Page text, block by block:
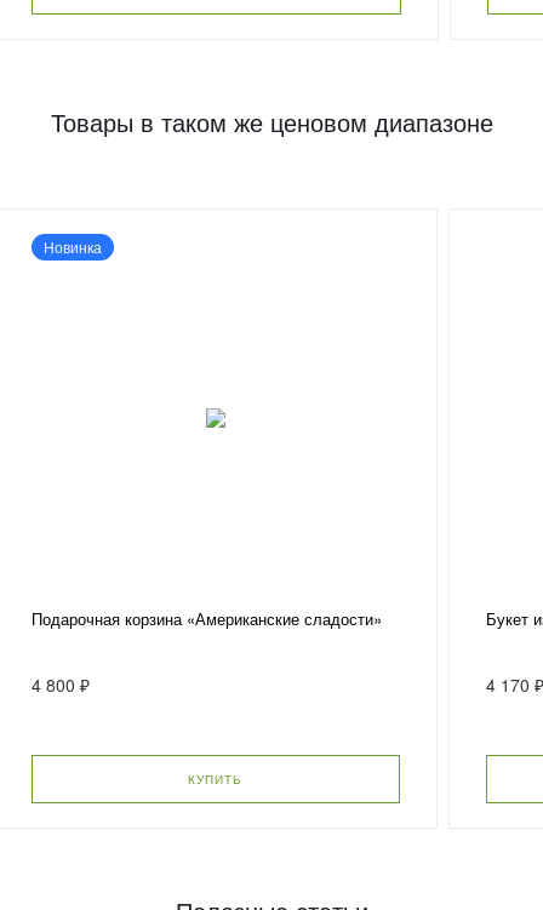
Товары в таком же ценовом диапазоне
Новинка
Подарочная корзина «Американские сладости»
4 800 ₽
КУПИТЬ
Букет
4 170